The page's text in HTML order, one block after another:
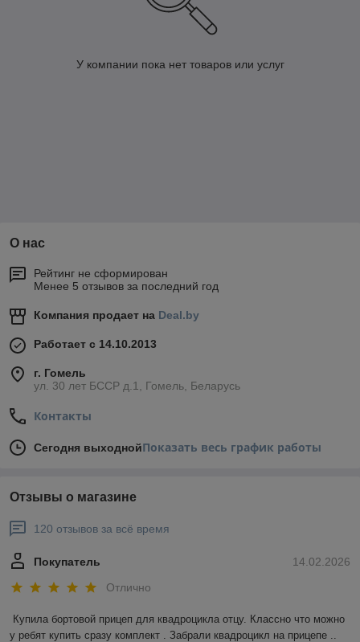
У компании пока нет товаров или услуг
О нас
Рейтинг не сформирован
Менее 5 отзывов за последний год
Компания продает на Deal.by
Работает с 14.10.2013
г. Гомель
ул. 30 лет БССР д.1, Гомель, Беларусь
Контакты
Сегодня выходнойПоказать весь график работы
Отзывы о магазине
120 отзывов за всё время
14.02.2026
Покупатель
Отлично
Купила бортовой прицеп для квадроцикла отцу. Классно что можно
у ребят купить сразу комплект . Забрали квадроцикл на прицепе ..